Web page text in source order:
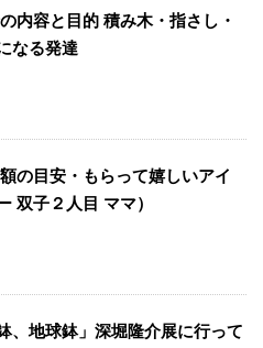
内容と目的 積み木・指さし・
なる発達
の目安・もらって嬉しいアイ
双子２人目 ママ）
、地球鉢」深堀隆介展に行って